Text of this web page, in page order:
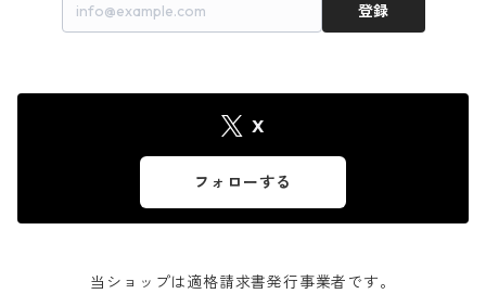
登録
X
フォローする
当ショップは適格請求書発行事業者です。